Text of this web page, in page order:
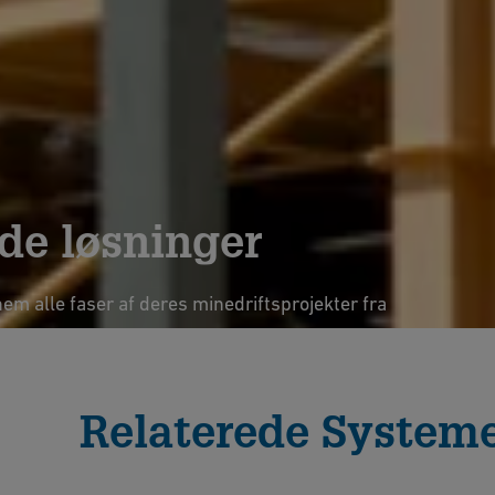
løsninger
alle faser af deres minedriftsprojekter fra
Relaterede